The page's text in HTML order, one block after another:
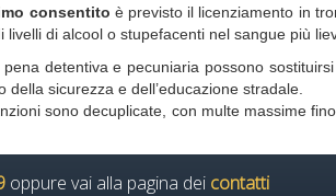
consentito è previsto il licenziamento in
di alcool o stupefacenti nel sangue più
detentiva e pecuniaria possono
sicurezza e dell’educazione stradale.
sono decuplicate, con multe massime
oppure vai alla pagina dei contatti